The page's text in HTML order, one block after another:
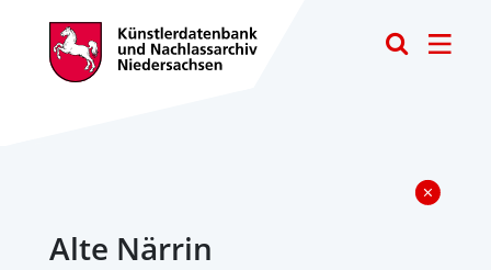
Alte Närrin